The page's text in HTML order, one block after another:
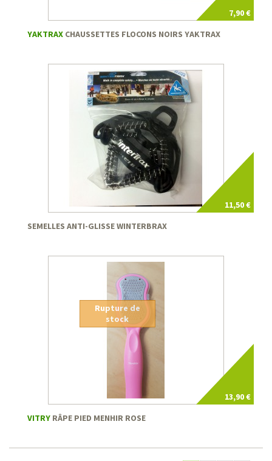
7,90 €
YAKTRAX CHAUSSETTES FLOCONS NOIRS YAKTRAX
11,50 €
SEMELLES ANTI-GLISSE WINTERBRAX
13,90 €
Rupture de
stock
VITRY RÂPE PIED MENHIR ROSE